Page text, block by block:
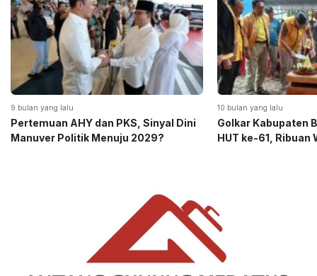
10 bulan yang lalu
Golkar Kabupaten Banjar Peringati
HUT ke-61, Ribuan Warga Antusias​
1 tahun yang lalu
Camat hingga RT
Tudingan Tidak